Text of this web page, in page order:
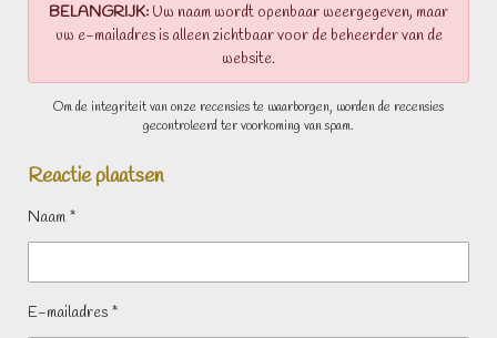
BELANGRIJK: Uw naam wordt openbaar weergegeven, maar
uw e-mailadres is alleen zichtbaar voor de beheerder van de
website.
Om de integriteit van onze recensies te waarborgen, worden de recensies
gecontroleerd ter voorkoming van spam.
Reactie plaatsen
Naam *
E-mailadres *